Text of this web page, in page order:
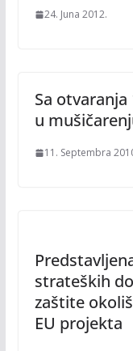
24. Juna 2012.
Sa
u
11. Septembra
strateških
zaštite
EU projekta